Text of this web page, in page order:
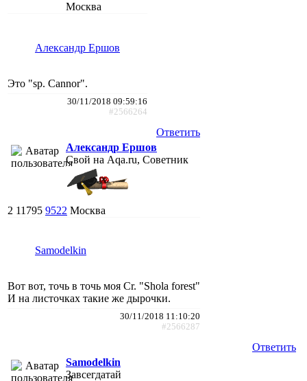
Москва
Александр Ершов
Это "sp. Cannor".
30/11/2018 09:59:16
#2566264
Ответить
Александр Ершов
Свой на Aqa.ru, Советник
2 11795 9522 Москва
Samodelkin
Вот вот, точь в точь моя Cr. "Shola forest"
И на листочках такие же дырочки.
30/11/2018 11:10:20
#2566287
Ответить
Samodelkin
Завсегдатай